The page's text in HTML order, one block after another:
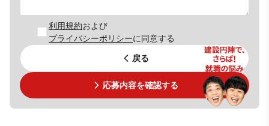
利用規約および
プライバシーポリシーに同意する
戻る
応募内容を確認する